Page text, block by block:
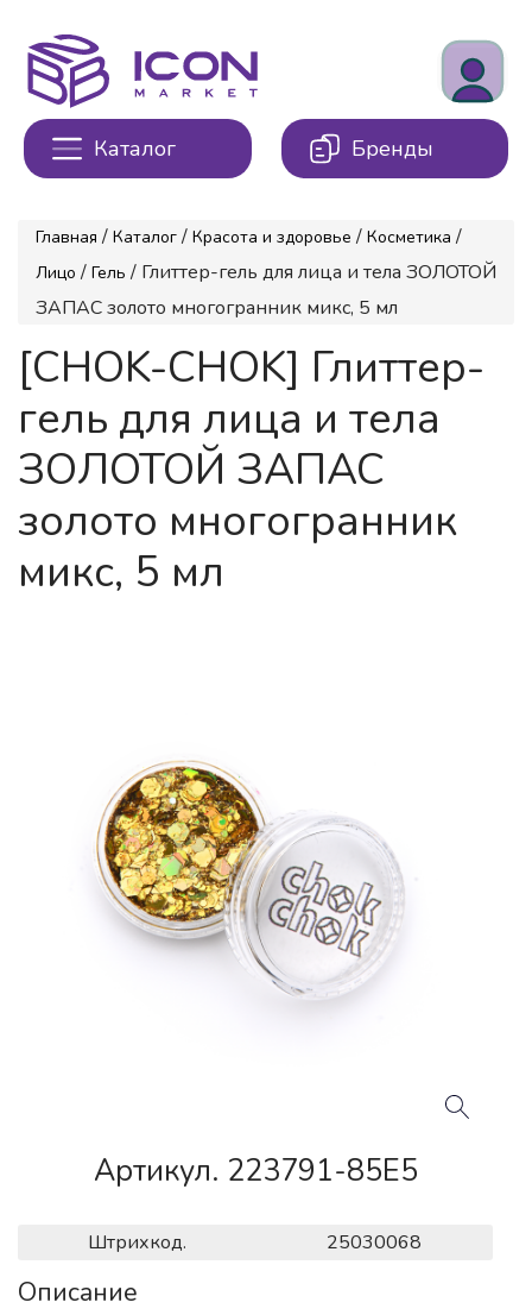
Каталог Бренды
Главная / Каталог / Красота и здоровье / Косметика /
Лицо / Гель / Глиттер-гель для лица и тела ЗОЛОТОЙ
ЗАПАС золото многогранник микс, 5 мл
[CHOK-CHOK] Глиттер-
гель для лица и тела
ЗОЛОТОЙ ЗАПАС
золото многогранник
микс, 5 мл
Артикул. 223791-85E5
Штрихкод. 25030068
Описание